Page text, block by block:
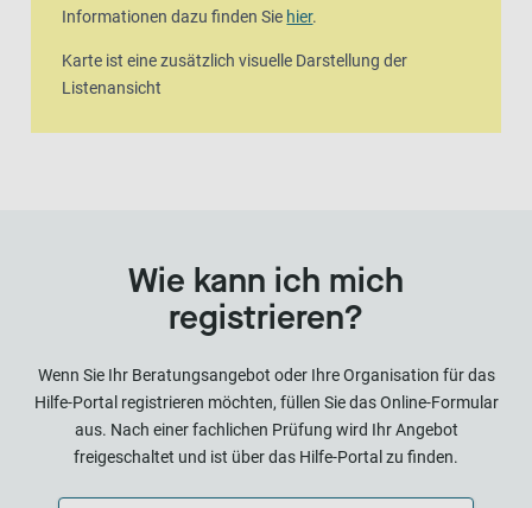
Informationen dazu finden Sie hier.
Karte ist eine zusätzlich visuelle Darstellung der
Listenansicht
Wie kann ich mich
registrieren?
Wenn Sie Ihr Beratungsangebot oder Ihre Organisation für das
Hilfe-Portal registrieren möchten, füllen Sie das Online-Formular
aus. Nach einer fachlichen Prüfung wird Ihr Angebot
freigeschaltet und ist über das Hilfe-Portal zu finden.